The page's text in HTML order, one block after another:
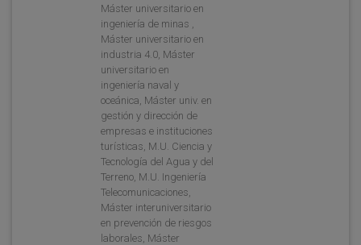
Máster universitario en
ingeniería de minas ,
Máster universitario en
industria 4.0, Máster
universitario en
ingeniería naval y
oceánica, Máster univ. en
gestión y dirección de
empresas e instituciones
turísticas, M.U. Ciencia y
Tecnología del Agua y del
Terreno, M.U. Ingeniería
Telecomunicaciones,
Máster interuniversitario
en prevención de riesgos
laborales, Máster